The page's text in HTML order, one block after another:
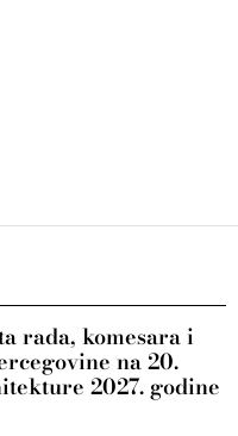
rada, komesara i
na 20.
2027. godine